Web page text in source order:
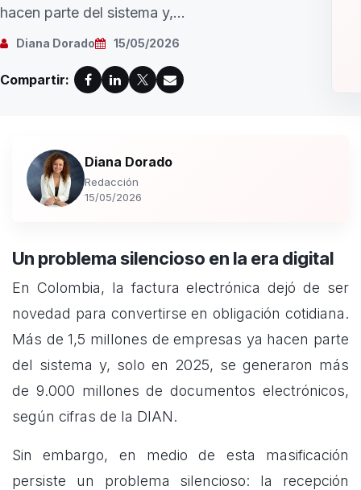
hacen parte del sistema y,...
Diana Dorado 15/05/2026
Compartir:
Diana Dorado
Redacción
15/05/2026
Un problema silencioso en la era digital
En Colombia, la factura electrónica dejó de ser
novedad para convertirse en obligación cotidiana.
Más de 1,5 millones de empresas ya hacen parte
del sistema y, solo en 2025, se generaron más
de 9.000 millones de documentos electrónicos,
según cifras de la DIAN.
Sin embargo, en medio de esta masificación
persiste un problema silencioso: la recepción